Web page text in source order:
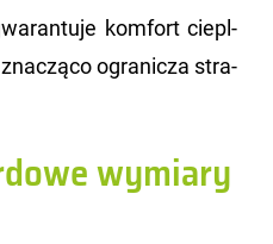
kom­fort ciepl­
ogra­ni­cza stra­
wymiary